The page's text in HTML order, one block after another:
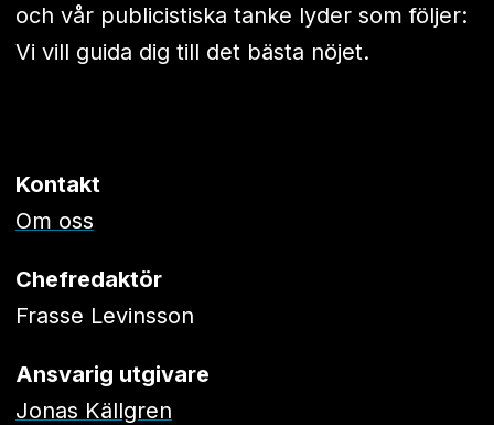
och vår publicistiska tanke lyder som följer:
Vi vill guida dig till det bästa nöjet.
Kontakt
Om oss
Chefredaktör
Frasse Levinsson
Ansvarig utgivare
Jonas Källgren